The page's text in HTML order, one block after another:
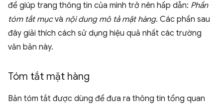
để giúp trang thông tin của mình trở nên hấp dẫn: Phần
tóm tắt mụcvà nội dung mô tả mặt hàng. Các phần sau
đây giải thích cách sử dụng hiệu quả nhất các trường
văn bản này.
Tóm tắt mặt hàng
Bản tóm tắt được dùng để đưa ra thông tin tổng quan